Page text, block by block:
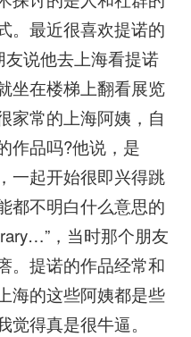
。最近很喜欢提诺的
友说他去上海看提诺
坐在楼梯上翻看展览
家常的上海阿姨，自
作品吗?他说，是
一起开始很即兴得跳
都不明白什么意思的
，当时那个朋友
。提诺的作品经常和
海的这些阿姨都是些
得真是很牛逼。